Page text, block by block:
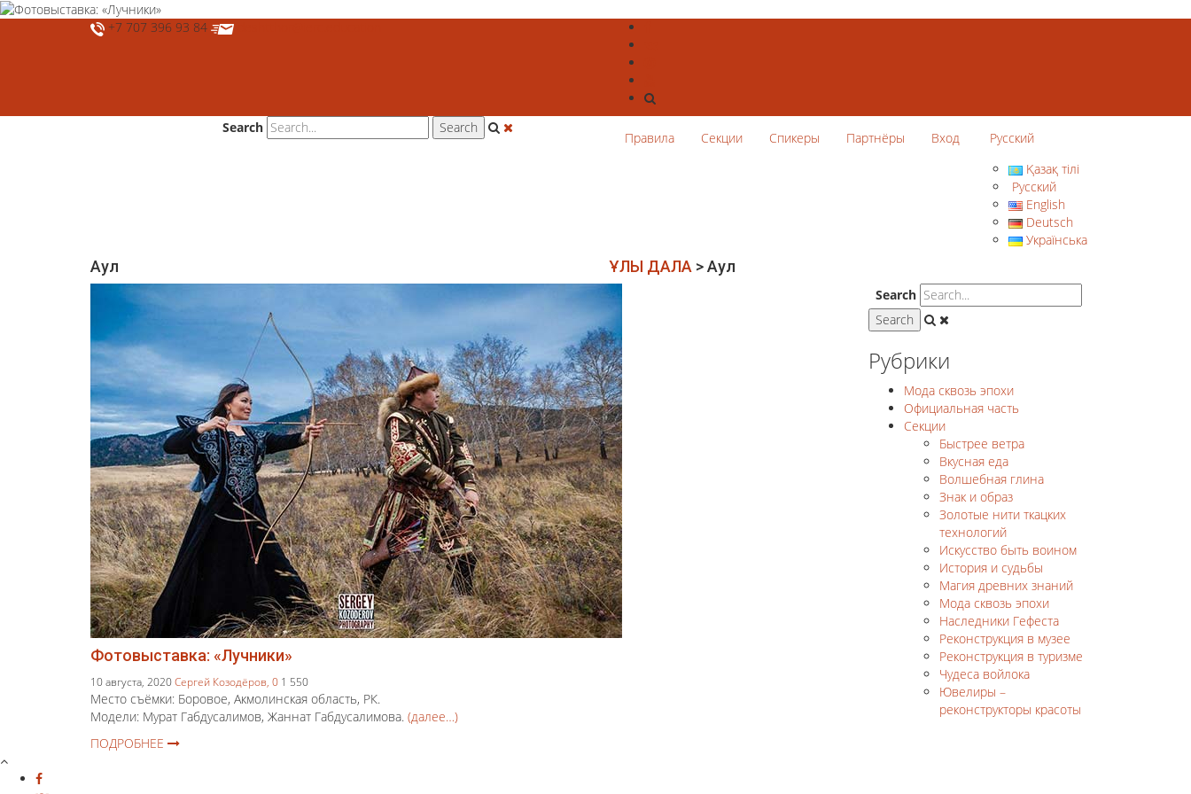
+7 707 396 93 84
Правила Секции Спикеры Партнёры Вход
Русский
Қазақ тілі
Русский
English
Deutsch
Українська
Search
Аул ҰЛЫ ДАЛА >Аул
Фотовыставка: «Лучники»
10 августа, 2020Сергей Козодёров, 0 1 550
Место съёмки: Боровое, Акмолинская область, РК.
Модели: Мурат Габдусалимов, Жаннат Габдусалимова. (далее…)
ПОДРОБНЕЕ
Search
Рубрики
Мода сквозь эпохи
Официальная часть
Секции
Быстрее ветра
Вкусная еда
Волшебная глина
Знак и образ
Золотые нити ткацких
технологий
Искусство быть воином
История и судьбы
Магия древних знаний
Мода сквозь эпохи
Наследники Гефеста
Реконструкция в музее
Реконструкция в туризме
Чудеса войлока
Ювелиры –
реконструкторы красоты